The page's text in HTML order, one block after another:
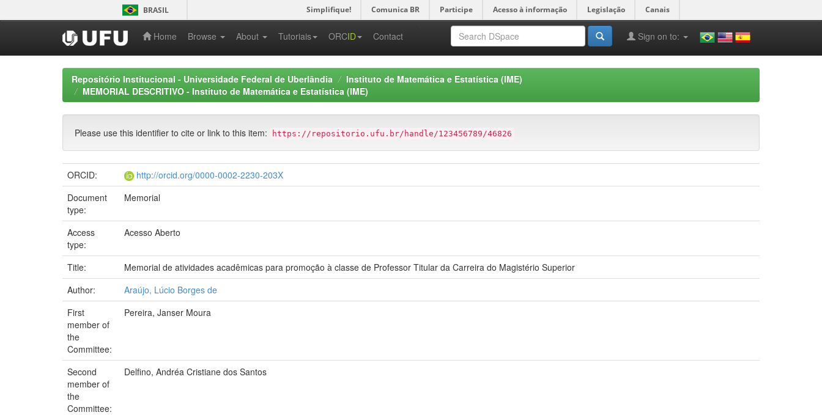
navigation
BRASIL Simplifique! Comunica BR Participe Acesso à informação Legislação Canais
Home Browse About Tutoriais ORCID Contact Sign on to:
Repositório Institucional - Universidade Federal de Uberlândia
Instituto de Matemática e Estatística (IME)
MEMORIAL DESCRITIVO - Instituto de Matemática e Estatística (IME)
Please use this identifier to cite or link to this item: https://repositorio.ufu.br/handle/123456789/46826
ORCID:
http://orcid.org/0000-0002-2230-203X
Document
type:
Memorial
Access
type:
Acesso Aberto
Title:
Memorial de atividades acadêmicas para promoção à classe de Professor Titular da Carreira do Magistério Superior
Author:
Araújo, Lúcio Borges de
First
member of
the
Committee:
Pereira, Janser Moura
Second
member of
the
Committee:
Delfino, Andréa Cristiane dos Santos